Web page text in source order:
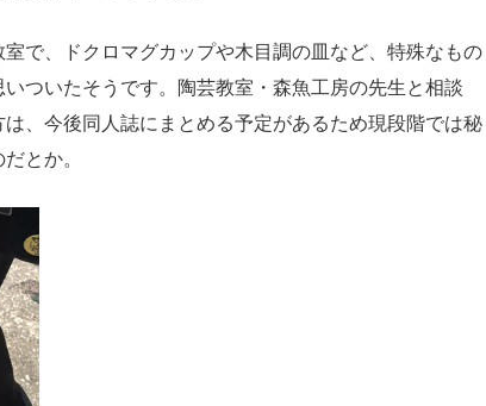
で、ドクロマグカップや木目調の皿など、特殊なもの
ついたそうです。陶芸教室・森魚工房の先生と相談
、今後同人誌にまとめる予定があるため現段階では秘
とか。